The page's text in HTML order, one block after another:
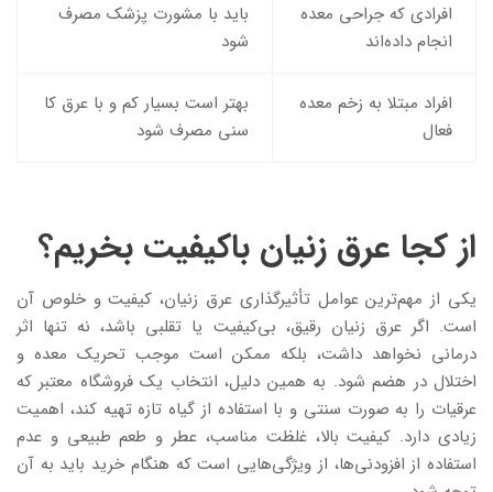
افرادی که جراحی معده
انجام داده‌اند
باید با مشورت پزشک مصرف
شود
افراد مبتلا به زخم معده
فعال
بهتر است بسیار کم و با عرق کا
سنی مصرف شود
از کجا عرق زنیان باکیفیت بخریم؟
یکی از مهم‌ترین عوامل تأثیرگذاری عرق زنیان، کیفیت و خلوص آن
است. اگر عرق زنیان رقیق، بی‌کیفیت یا تقلبی باشد، نه تنها اثر
درمانی نخواهد داشت، بلکه ممکن است موجب تحریک معده و
اختلال در هضم شود. به همین دلیل، انتخاب یک فروشگاه معتبر که
عرقیات را به‌ صورت سنتی و با استفاده از گیاه تازه تهیه کند، اهمیت
زیادی دارد. کیفیت بالا، غلظت مناسب، عطر و طعم طبیعی و عدم
استفاده از افزودنی‌ها، از ویژگی‌هایی است که هنگام خرید باید به آن